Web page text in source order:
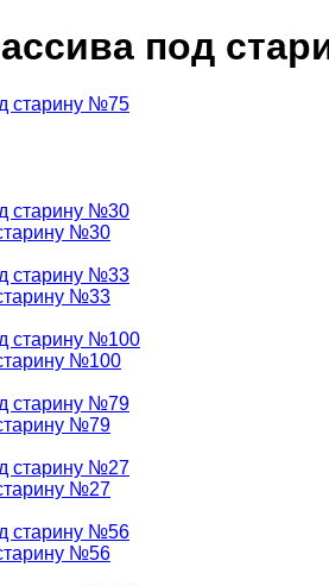
под
№30
№33
№100
№79
№27
№56